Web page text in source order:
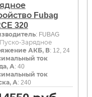
Fubag
320
: FUBAG
Зарядное
АКБ, В: 12, 24
ток
А: 40
ток
А: 240